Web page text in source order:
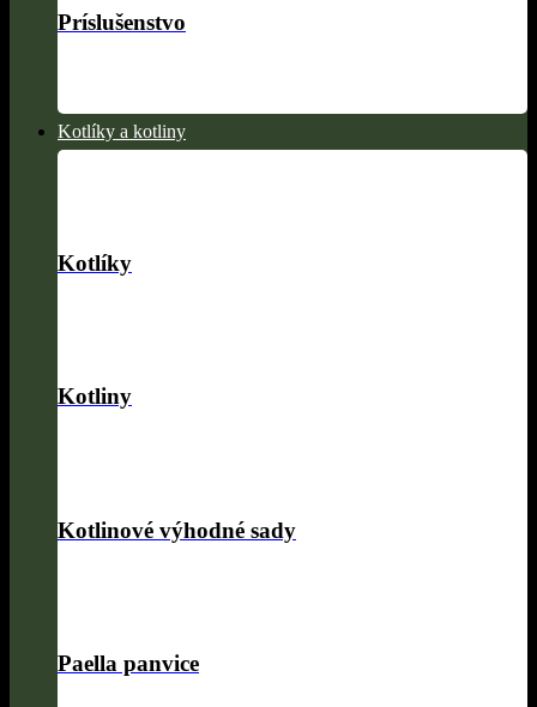
Príslušenstvo
Kotlíky a kotliny
Kotlíky
Kotliny
Kotlinové výhodné sady
Paella panvice